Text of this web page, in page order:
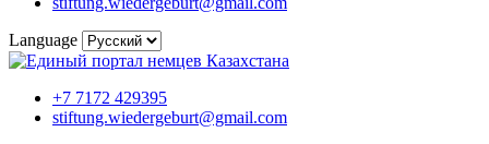
Language
+7 7172 429395
stiftung.wiedergeburt@gmail.com